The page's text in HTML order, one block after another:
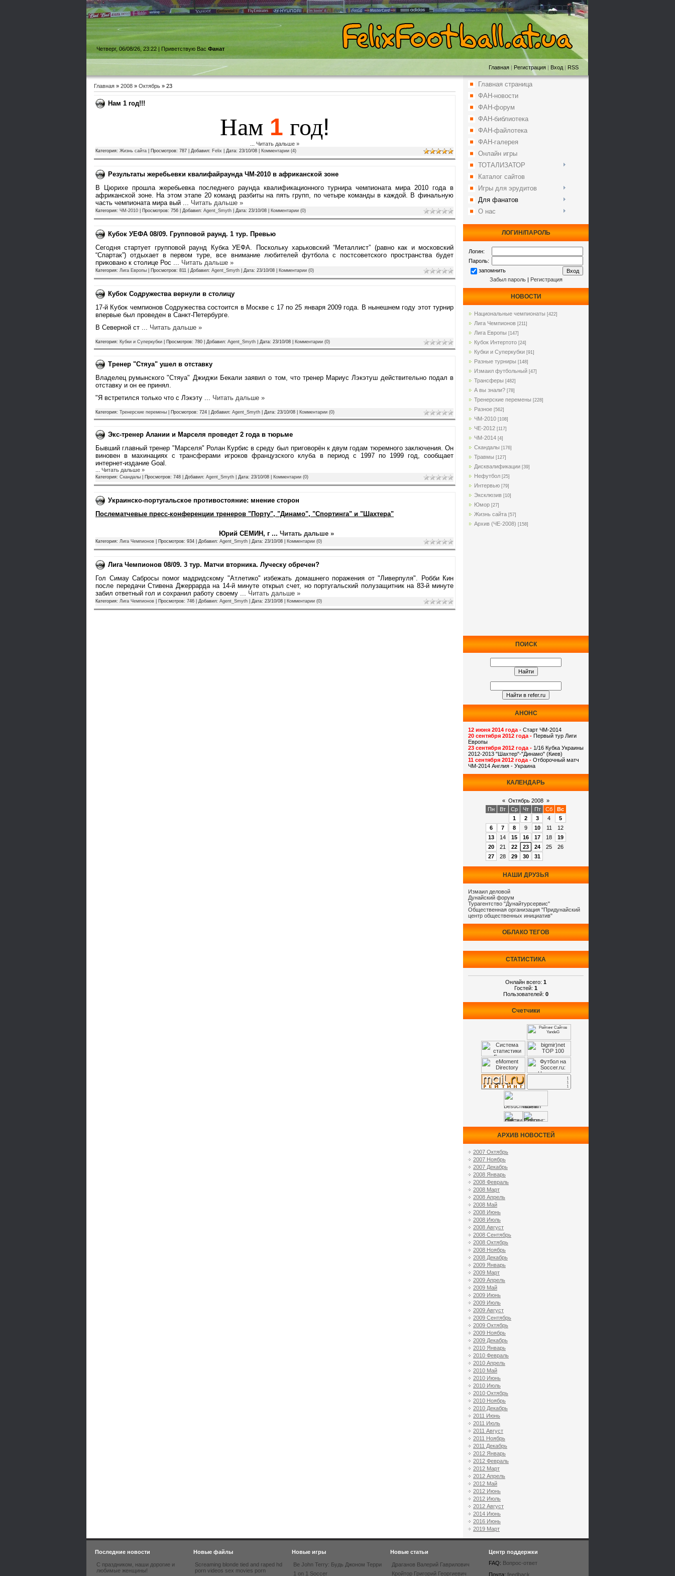
Четверг, 06/08/26, 23:22 | Приветствую Вас Фанат
Главная | Регистрация | Вход | RSS
Главная » 2008 » Октябрь » 23
Нам 1 год!!!
Нам 1 год!
Читать дальше »
Категория: Жизнь сайта | Просмотров: 787 | Добавил: Felix | Дата: 23/10/08 Комментарии (4)
Результаты жеребьевки квалифайраунда ЧМ-2010 в африканской зоне
В Цюрихе прошла жеребьевка последнего раунда квалификационного турнира чемпионата мира 2010 года в
африканской зоне. На этом этапе 20 команд разбиты на пять групп, по четыре команды в каждой. В финальную
часть чемпионата мира вый
Читать дальше »
Категория: ЧМ-2010 | Просмотров: 756 | Добавил: Agent_Smyth | Дата: 23/10/08 Комментарии (0)
Кубок УЕФА 08/09. Групповой раунд. 1 тур. Превью
Сегодня стартует групповой раунд Кубка УЕФА. Поскольку харьковский “Металлист” (равно как и московский
“Спартак”) отдыхает в первом туре, все внимание любителей футбола с постсоветского пространства будет
приковано к столице Рос
Читать дальше »
Категория: Лига Европы | Просмотров: 811 | Добавил: Agent_Smyth | Дата: 23/10/08 Комментарии (0)
Кубок Содружества вернули в столицу
17-й Кубок чемпионов Содружества состоится в Москве с 17 по 25 января 2009 года. В нынешнем году этот турнир
впервые был проведен в Санкт-Петербурге.
В Северной ст ... Читать дальше »
Категория: Кубки и Суперкубки | Просмотров: 780 | Добавил: Agent_Smyth | Дата: 23/10/08 Комментарии (0)
Тренер "Стяуа" ушел в отставку
Владелец румынского "Стяуа" Джиджи Бекали заявил о том, что тренер Мариус Лэкэтуш действительно подал в
отставку и он ее принял.
"Я встретился только что с Лэкэту ... Читать дальше »
Категория: Тренерские перемены | Просмотров: 724 | Добавил: Agent_Smyth | Дата: 23/10/08 Комментарии (0)
Экс-тренер Алании и Марселя проведет 2 года в тюрьме
Бывший главный тренер "Марселя" Ролан Курбис в среду был приговорён к двум годам тюремного заключения. Он
виновен в махинациях с трансферами игроков французского клуба в период с 1997 по 1999 год, сообщает
интернет-издание Goal.
Читать дальше »
Категория: Cкандалы | Просмотров: 748 | Добавил: Agent_Smyth | Дата: 23/10/08 Комментарии (0)
Украинско-португальское противостояние: мнение сторон
Послематчевые пресс-конференции тренеров "Порту", "Динамо", "Спортинга" и "Шахтера"
Юрий СЕМИН, г ... Читать дальше »
Категория: Лига Чемпионов | Просмотров: 934 | Добавил: Agent_Smyth | Дата: 23/10/08 Комментарии (0)
Лига Чемпионов 08/09. 3 тур. Матчи вторника. Луческу обречен?
Гол Симау Сабросы помог мадридскому "Атлетико" избежать домашнего поражения от "Ливерпуля". Робби Кин
после передачи Стивена Джеррарда на 14-й минуте открыл счет, но португальский полузащитник на 83-й минуте
забил ответный гол и сохранил работу своему
Читать дальше »
Категория: Лига Чемпионов | Просмотров: 746 | Добавил: Agent_Smyth | Дата: 23/10/08 Комментарии (0)
Главная страница
ФАН-новости
ФАН-форум
ФАН-библиотека
ФАН-файлотека
ФАН-галерея
Онлайн игры
ТОТАЛИЗАТОР
Каталог сайтов
Игры для эрудитов
Для фанатов
О нас
ЛОГИН/ПАРОЛЬ
Логин:
Пароль:
запомнить
Забыл пароль| Регистрация
НОВОСТИ
Национальные чемпионаты [422]
Лига Чемпионов [211]
Лига Европы [147]
Кубок Интертото [24]
Кубки и Суперкубки [91]
Разные турниры [148]
Измаил футбольный [47]
Трансферы [482]
А вы знали? [78]
Тренерские перемены [228]
Разное [562]
ЧМ-2010 [108]
ЧЕ-2012 [117]
ЧМ-2014 [4]
Cкандалы [176]
Травмы [127]
Дисквалификации [39]
Нефутбол [25]
Интервью [79]
Эксклюзив [10]
Юмор [27]
Жизнь сайта [57]
Архив (ЧЕ-2008) [158]
ПОИСК
АНОНС
12 июня 2014 года - Старт ЧМ-2014
20 сентября 2012 года - Первый тур Лиги
Европы
23 сентября 2012 года - 1/16 Кубка Украины
2012-2013 "Шахтер"-"Динамо" (Киев)
11 сентября 2012 года - Отборочный матч
ЧМ-2014 Англия - Украина
КАЛЕНДАРЬ
« Октябрь 2008 »
Пн
Вт Ср Чт Пт Сб
Вс
1
2 3 4
5
6
7 8 9 10 11
12
13
14 15 16 17 18
19
20
21 22 23 24 25
26
27
28 29 30 31
НАШИ ДРУЗЬЯ
Измаил деловой
Дунайский форум
Турагентство "Дунайтурсервис"
Общественная организация "Придунайский
центр общественных инициатив"
ОБЛАКО ТЕГОВ
СТАТИСТИКА
Онлайн всего: 1
Гостей: 1
Пользователей: 0
Счетчики
АРХИВ НОВОСТЕЙ
2007 Октябрь
2007 Ноябрь
2007 Декабрь
2008 Январь
2008 Февраль
2008 Март
2008 Апрель
2008 Май
2008 Июнь
2008 Июль
2008 Август
2008 Сентябрь
2008 Октябрь
2008 Ноябрь
2008 Декабрь
2009 Январь
2009 Март
2009 Апрель
2009 Май
2009 Июнь
2009 Июль
2009 Август
2009 Сентябрь
2009 Октябрь
2009 Ноябрь
2009 Декабрь
2010 Январь
2010 Февраль
2010 Апрель
2010 Май
2010 Июнь
2010 Июль
2010 Октябрь
2010 Ноябрь
2010 Декабрь
2011 Июнь
2011 Июль
2011 Август
2011 Ноябрь
2011 Декабрь
2012 Январь
2012 Февраль
2012 Март
2012 Апрель
2012 Май
2012 Июнь
2012 Июль
2012 Август
2014 Июнь
2016 Июнь
2019 Март
Последние новости
С праздником, наши дорогие и
любимые женщины!
Новые файлы
Screaming blonde tied and raped hd
porn videos sex movies porn
Новые игры
Be John Terry: Будь Джоном Терри
1 on 1 Soccer
Новые статьи
Драганов Валерий Гаврилович
Кройтор Григорий Георгиевич
Центр поддержки
FAQ: Вопрос-ответ
Почта: feedback